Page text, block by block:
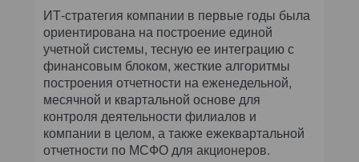
ИТ-стратегия компании в первые годы была
ориентирована на построение единой
учетной системы, тесную ее интеграцию с
финансовым блоком, жесткие алгоритмы
построения отчетности на еженедельной,
месячной и квартальной основе для
контроля деятельности филиалов и
компании в целом, а также ежеквартальной
отчетности по МСФО для акционеров.